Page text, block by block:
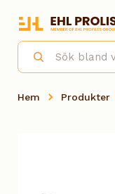
Hem Produkter